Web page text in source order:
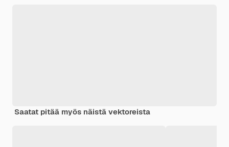
Saatat pitää myös näistä vektoreista